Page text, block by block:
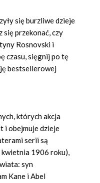
się burzliwe dzieje
się przekonać, czy
Rosnovski i
czasu, sięgnij po tę
bestsellerowej
których akcja
i obejmuje dzieje
serii są
1906 roku),
syn
Kane i Abel